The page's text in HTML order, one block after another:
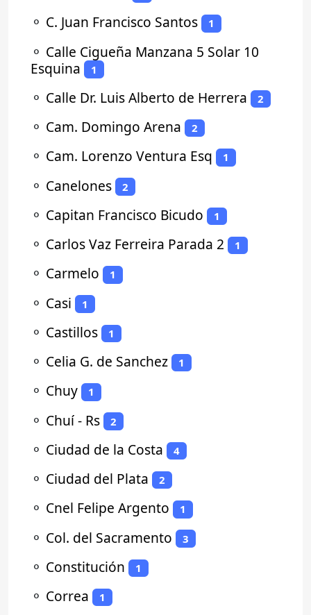
⚬ C. Juan Francisco Santos 1
⚬ Calle Cigueña Manzana 5 Solar 10
Esquina
1
⚬ Calle Dr. Luis Alberto de Herrera 2
⚬ Cam. Domingo Arena 2
⚬ Cam. Lorenzo Ventura Esq 1
⚬ Canelones 2
⚬ Capitan Francisco Bicudo 1
⚬ Carlos Vaz Ferreira Parada 2 1
⚬ Carmelo 1
⚬ Casi 1
⚬ Castillos 1
⚬ Celia G. de Sanchez 1
⚬ Chuy 1
⚬ Chuí - Rs 2
⚬ Ciudad de la Costa 4
⚬ Ciudad del Plata 2
⚬ Cnel Felipe Argento 1
⚬ Col. del Sacramento 3
⚬ Constitución 1
⚬ Correa 1